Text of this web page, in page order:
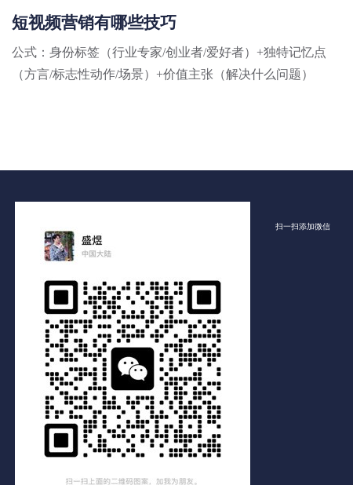
短视频营销有哪些技巧
公式：身份标签（行业专家/创业者/爱好者）+独特记忆点
（方言/标志性动作/场景）+价值主张（解决什么问题）
扫一扫添加微信